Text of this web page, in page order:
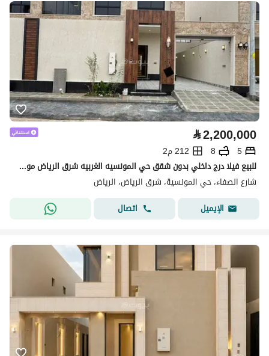
⃁2,200,000
5
8
212 م2
للبيع فيلا درج داخلي بدون شقق حي المونسيه الغربيه شرق الرياض موقع مميز
شارع الصفاء، حي المونسية، شرق الرياض، الرياض
الإيميل
اتصال